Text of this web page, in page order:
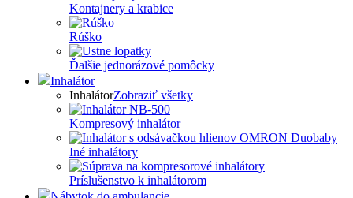
Kontajnery a krabice
Rúško
Ďalšie jednorázové pomôcky
Inhalátor
InhalátorZobraziť všetky
Kompresový inhalátor
Iné inhalátory
Príslušenstvo k inhalátorom